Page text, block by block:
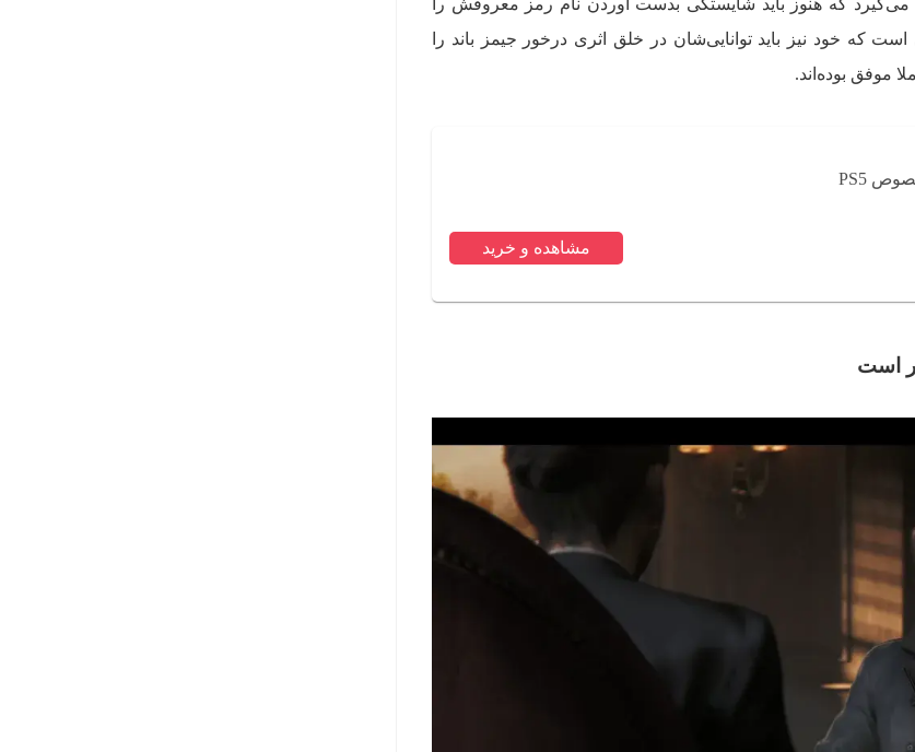
می‌گیرد که هنوز باید شایستگی بدست آوردن نام رمز معروفش را
که خود نیز باید توانایی‌شان در خلق اثری درخور جیمز باند را
موفق بوده‌اند.
مشاهده و خرید
است